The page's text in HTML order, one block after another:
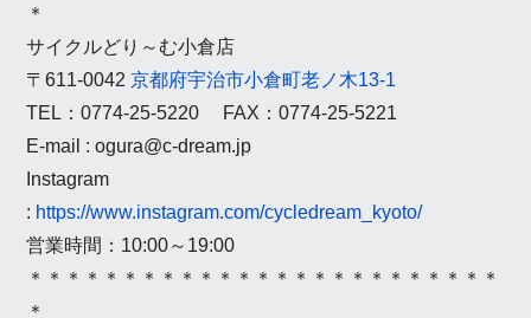
＊
サイクルどり～む小倉店
〒611-0042京都府宇治市小倉町老ノ木13-1
TEL：0774-25-5220 FAX：0774-25-5221
E-mail : ogura@c-dream.jp
Instagram
: https://www.instagram.com/cycledream_kyoto/
営業時間：10:00～19:00
＊＊＊＊＊＊＊＊＊＊＊＊＊＊＊＊＊＊＊＊＊＊＊＊＊
＊